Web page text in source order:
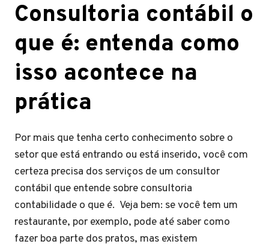
Consultoria contábil o
que é: entenda como
isso acontece na
prática
Por mais que tenha certo conhecimento sobre o
setor que está entrando ou está inserido, você com
certeza precisa dos serviços de um consultor
contábil que entende sobre consultoria
contabilidade o que é. Veja bem: se você tem um
restaurante, por exemplo, pode até saber como
fazer boa parte dos pratos, mas existem